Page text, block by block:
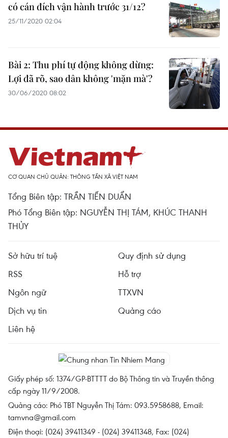
có cán đích vận hành trước 31/12?
25/11/2020 02:04
Bài 2: Thu phí tự động không dừng:
Lợi đã rõ, sao dân không 'mặn mà'?
30/06/2020 08:02
CƠ QUAN CHỦ QUẢN: THÔNG TẤN XÃ VIỆT NAM
Tổng Biên tập: TRẦN TIẾN DUẨN
Phó Tổng Biên tập: NGUYỄN THỊ TÁM, KHÚC THANH
THỦY
Sở hữu trí tuệ
Quy định sử dụng
RSS
Hỗ trợ
Ngôn ngữ
TTXVN
Dịch vụ tin
Quảng cáo
Liên hệ
Giấy phép số: 1374/GP-BTTTT do Bộ Thông tin và Truyền thông
cấp ngày 11/9/2008.
Quảng cáo: Phó TBT Nguyễn Thị Tám: 093.5958688, Email:
tamvna@gmail.com
Điện thoại: (024) 39411349 - (024) 39411348, Fax: (024)